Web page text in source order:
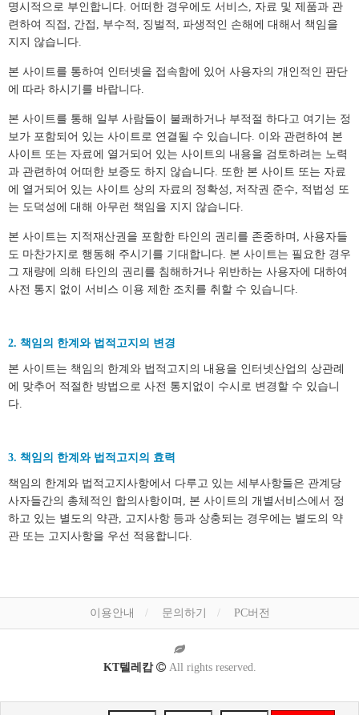
명시적으로 부인합니다. 어떠한 경우에도 서비스, 자료 및 제품과 관
련하여 직접, 간접, 부수적, 징벌적, 파생적인 손해에 대해서 책임을
지지 않습니다.
본 사이트를 통하여 인터넷을 접속함에 있어 사용자의 개인적인 판단
에 따라 하시기를 바랍니다.
본 사이트를 통해 일부 사람들이 불쾌하거나 부적절 하다고 여기는 정
보가 포함되어 있는 사이트로 연결될 수 있습니다. 이와 관련하여 본
사이트 또는 자료에 열거되어 있는 사이트의 내용을 검토하려는 노력
과 관련하여 어떠한 보증도 하지 않습니다. 또한 본 사이트 또는 자료
에 열거되어 있는 사이트 상의 자료의 정확성, 저작권 준수, 적법성 또
는 도덕성에 대해 아무런 책임을 지지 않습니다.
본 사이트는 지적재산권을 포함한 타인의 권리를 존중하며, 사용자들
도 마찬가지로 행동해 주시기를 기대합니다. 본 사이트는 필요한 경우
그 재량에 의해 타인의 권리를 침해하거나 위반하는 사용자에 대하여
사전 통지 없이 서비스 이용 제한 조치를 취할 수 있습니다.
2. 책임의 한계와 법적고지의 변경
본 사이트는 책임의 한계와 법적고지의 내용을 인터넷산업의 상관례
에 맞추어 적절한 방법으로 사전 통지없이 수시로 변경할 수 있습니
다.
3. 책임의 한계와 법적고지의 효력
책임의 한계와 법적고지사항에서 다루고 있는 세부사항들은 관계당
사자들간의 총체적인 합의사항이며, 본 사이트의 개별서비스에서 정
하고 있는 별도의 약관, 고지사항 등과 상충되는 경우에는 별도의 약
관 또는 고지사항을 우선 적용합니다.
이용안내 문의하기 PC버전
KT텔레캅 All rights reserved.